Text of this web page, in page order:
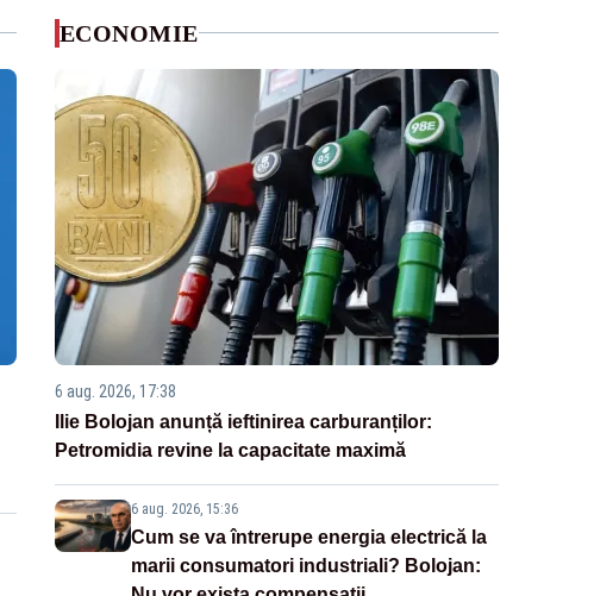
ECONOMIE
6 aug. 2026, 17:38
Ilie Bolojan anunță ieftinirea carburanților:
Petromidia revine la capacitate maximă
6 aug. 2026, 15:36
Cum se va întrerupe energia electrică la
marii consumatori industriali? Bolojan: